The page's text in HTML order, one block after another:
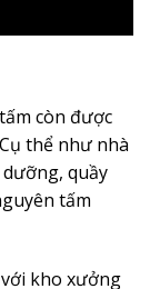
còn được
thể như nhà
quầy
tấm
kho xưởng